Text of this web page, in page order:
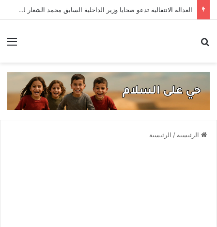
العدالة الانتقالية تدعو ضحايا وزير الداخلية السابق محمد الشعار لتقديم إفاداتهم
الرئيسية / الرئيسية